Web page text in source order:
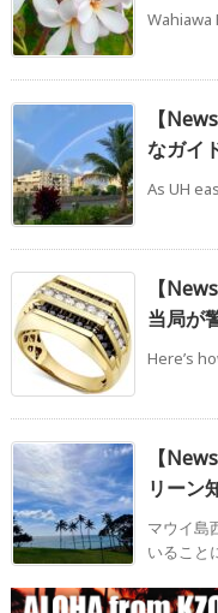
Wahiawa
【
なガイ
As UH
【
当局が
Here’s
【
リーン
マウイ島
いること